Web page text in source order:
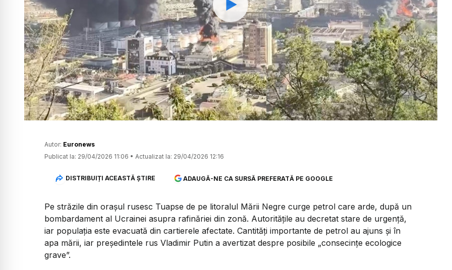
Watch
Autor: Euronews
Publicat la: 29/04/2026 11:06 • Actualizat la: 29/04/2026 12:16
DISTRIBUIȚI ACEASTĂ ȘTIRE ADAUGĂ-NE CA SURSĂ PREFERATĂ PE GOOGLE
Pe străzile din orașul rusesc Tuapse de pe litoralul Mării Negre curge petrol care arde, după un
bombardament al Ucrainei asupra rafinăriei din zonă. Autoritățile au decretat stare de urgență,
iar populația este evacuată din cartierele afectate. Cantități importante de petrol au ajuns și în
apa mării, iar președintele rus Vladimir Putin a avertizat despre posibile „consecințe ecologice
grave”.